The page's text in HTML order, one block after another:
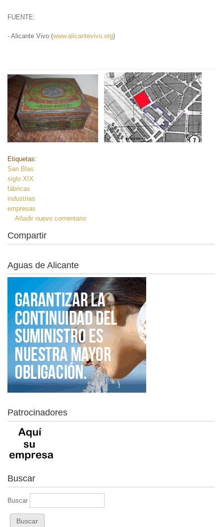
FUENTE:
- Alicante Vivo (www.alicantevivo.org)
Etiquetas:
San Blas
siglo XIX
fábricas
industrias
empresas
Añadir nuevo comentario
Compartir
Aguas de Alicante
Patrocinadores
Buscar
Buscar